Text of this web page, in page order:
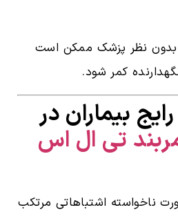
بدون نظر پزشک ممکن است
کمر شود.
بیماران در
تی ال اس
ناخواسته اشتباهاتی مرتکب